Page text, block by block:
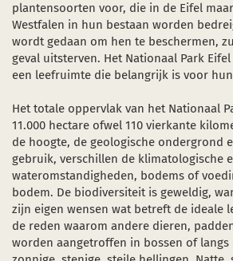
plantensoorten voor, die in de Eifel
Westfalen in hun bestaan worden
wordt gedaan om hen te beschermen,
geval uitsterven. Het Nationaal Park
een leefruimte die belangrijk is voor
Het totale oppervlak van het Nationaal
11.000 hectare ofwel 110 vierkante
de hoogte, de geologische ondergrond
gebruik, verschillen de klimatologische
wateromstandigheden, bodems of
bodem. De biodiversiteit is geweldig,
zijn eigen wensen wat betreft de ideale
de reden waarom andere dieren,
worden aangetroffen in bossen of langs